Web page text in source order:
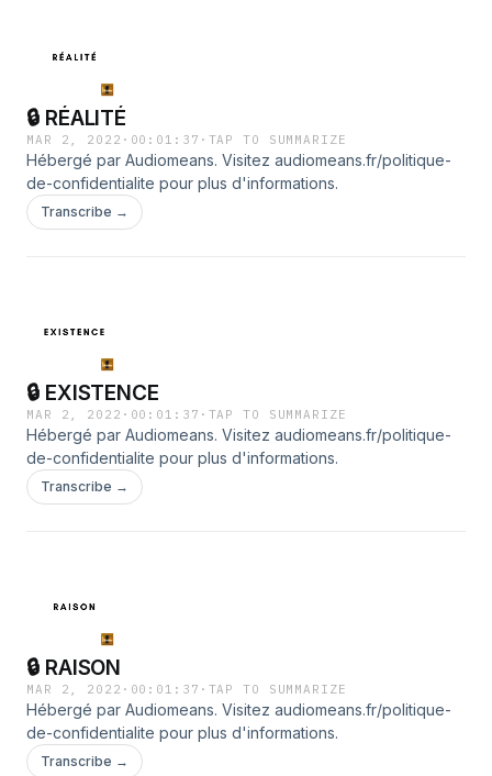
🔒 RÉALITÉ
MAR 2, 2022 · 00:01:37 · TAP TO SUMMARIZE
Hébergé par Audiomeans. Visitez audiomeans.fr/politique-
de-confidentialite pour plus d'informations.
Transcribe →
🔒 EXISTENCE
MAR 2, 2022 · 00:01:37 · TAP TO SUMMARIZE
Hébergé par Audiomeans. Visitez audiomeans.fr/politique-
de-confidentialite pour plus d'informations.
Transcribe →
🔒 RAISON
MAR 2, 2022 · 00:01:37 · TAP TO SUMMARIZE
Hébergé par Audiomeans. Visitez audiomeans.fr/politique-
de-confidentialite pour plus d'informations.
Transcribe →